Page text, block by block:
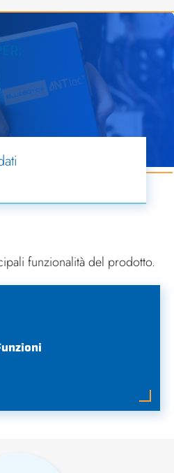
funzionalità del prodotto.